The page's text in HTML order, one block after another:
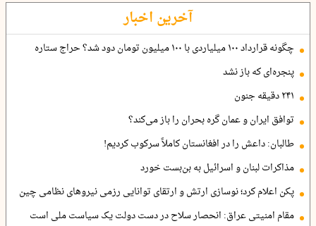
آخرین اخبار
چگونه قرارداد ۱۰۰ میلیاردی با ۱۰۰ میلیون تومان دود شد؟ حراج ستاره
پنجره‌ای که باز نشد
۲۴۱ دقیقه جنون
توافق ایران و عمان گره بحران را باز می‌کند؟
طالبان: داعش را در افغانستان کاملاً سرکوب کردیم!
مذاکرات لبنان و اسرائیل به بن‌بست خورد
پکن اعلام کرد؛ نوسازی ارتش و ارتقای توانایی رزمی نیروهای نظامی چین
مقام امنیتی عراق: انحصار سلاح در دست دولت یک سیاست ملی است